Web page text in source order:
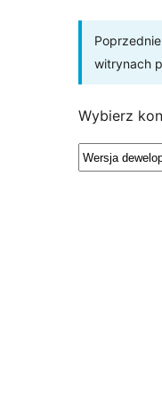
witrynach
Wybierz